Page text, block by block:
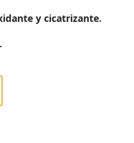
y cicatrizante.